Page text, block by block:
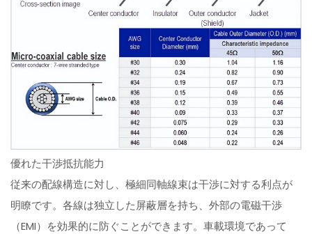
優れた干渉抵抗能力
従来の配線構造に対し、極細同軸線束は干渉に対する利点が
明瞭です。各線は独立した屏蔽層を持ち、外部の電磁干渉
（EMI）を効果的に防ぐことができます。車載環境であって